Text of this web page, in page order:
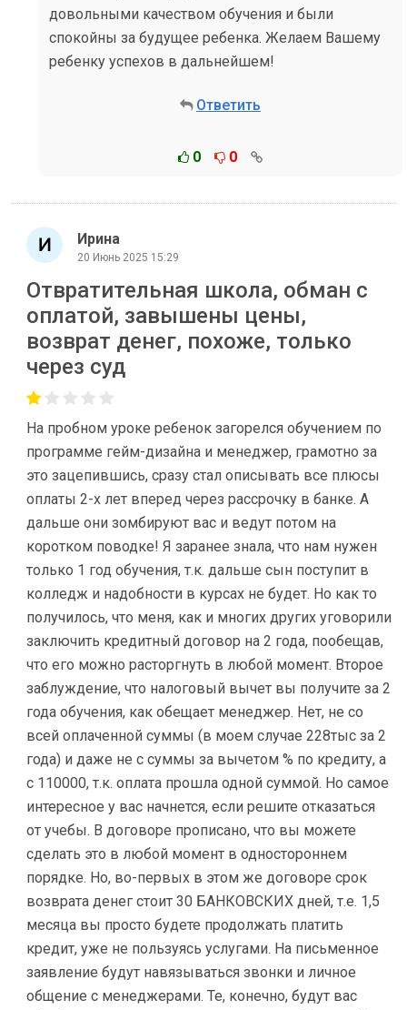
довольными качеством обучения и были
спокойны за будущее ребенка. Желаем Вашему
ребенку успехов в дальнейшем!
Ответить
0 0
Ирина
20 Июнь 2025 15:29
Отвратительная школа, обман с
оплатой, завышены цены,
возврат денег, похоже, только
через суд
На пробном уроке ребенок загорелся обучением по
программе гейм-дизайна и менеджер, грамотно за
это зацепившись, сразу стал описывать все плюсы
оплаты 2-х лет вперед через рассрочку в банке. А
дальше они зомбируют вас и ведут потом на
коротком поводке! Я заранее знала, что нам нужен
только 1 год обучения, т.к. дальше сын поступит в
колледж и надобности в курсах не будет. Но как то
получилось, что меня, как и многих других уговорили
заключить кредитный договор на 2 года, пообещав,
что его можно расторгнуть в любой момент. Второе
заблуждение, что налоговый вычет вы получите за 2
года обучения, как обещает менеджер. Нет, не со
всей оплаченной суммы (в моем случае 228тыс за 2
года) и даже не с суммы за вычетом % по кредиту, а
с 110000, т.к. оплата прошла одной суммой. Но самое
интересное у вас начнется, если решите отказаться
от учебы. В договоре прописано, что вы можете
сделать это в любой момент в одностороннем
порядке. Но, во-первых в этом же договоре срок
возврата денег стоит 30 БАНКОВСКИХ дней, т.е. 1,5
месяца вы просто будете продолжать платить
кредит, уже не пользуясь услугами. На письменное
заявление будут навязываться звонки и личное
общение с менеджерами. Те, конечно, будут вас